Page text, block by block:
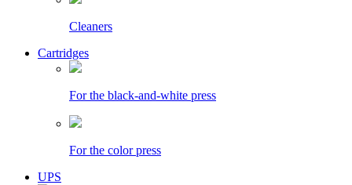
Cleaners
Cartridges
For the black-and-white press
For the color press
UPS